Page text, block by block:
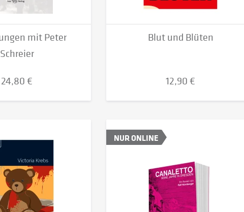
mit Peter
Schreier
24,80 €
Blut und Blüten
12,90 €
NUR ONLINE